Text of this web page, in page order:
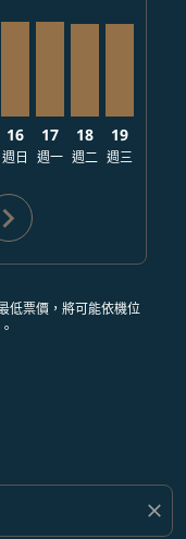
16
週日
17
週一
18
週二
19
週三
低票價，將可能依機位
close